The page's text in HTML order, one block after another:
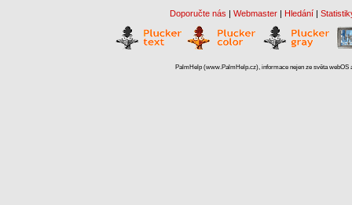
Doporučte nás | Webmaster | Hledání |
PalmHelp (www.PalmHelp.cz), informace nejen ze světa